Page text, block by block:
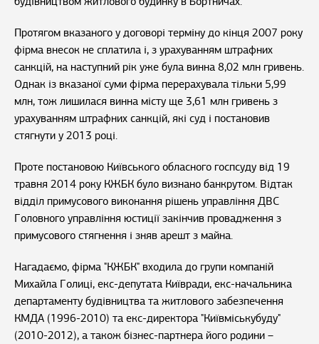
Протягом вказаного у договорі терміну до кінця 2007 року
фірма внесок не сплатила і, з урахуванням штрафних
санкцій, на наступний рік уже була винна 8,02 млн гривень.
Однак із вказаної суми фірма перерахувала тільки 5,99
млн, тож лишилася винна місту ще 3,61 млн гривень з
урахуванням штрафних санкцій, які суд і постановив
стягнути у 2013 році.
Проте постановою Київського обласного госпсуду від 19
травня 2014 року КЖБК було визнано банкрутом. Відтак
відділ примусового виконання рішень управління ДВС
Головного управління юстиції закінчив провадження з
примусового стягнення і зняв арешт з майна.
Нагадаємо, фірма "КЖБК" входила до групи компаній
Михайла Голиці, екс-депутата Київради, екс-начальника
департаменту будівництва та житлового забезпечення
КМДА (1996-2010) та екс-директора "Київміськубуду"
(2010-2012), а також бізнес-партнера його родини –